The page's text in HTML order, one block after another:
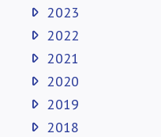
2023
2022
2021
2020
2019
2018